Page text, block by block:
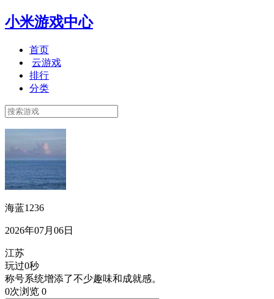
小米游戏中心
首页
云游戏
排行
分类
海蓝1236
2026年07月06日
江苏
玩过0秒
称号系统增添了不少趣味和成就感。
0次浏览 0